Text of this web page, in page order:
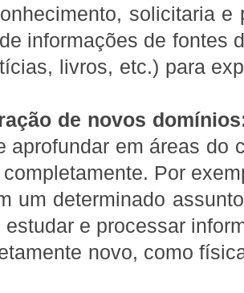
solicitaria e
informações de fontes
livros, etc.) para
de novos
aprofundar em áreas do
Por
um determinado
estudar e processar
novo, como